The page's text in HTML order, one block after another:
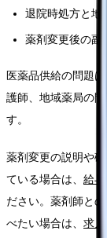
退院時処方と地
薬剤変更後の副
医薬品供給の問題
護師、地域薬局の
す。
薬剤変更の説明や
ている場合は、 給与
ださい。薬剤師と
べたい場合は、 求人